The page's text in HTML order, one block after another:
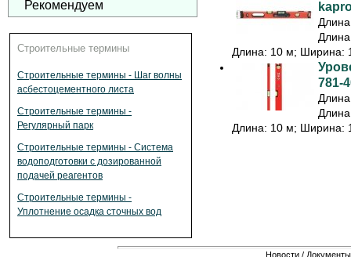
Рекомендуем
Строительные термины
Строительные термины - Шаг волны
асбестоцементного листа
Строительные термины -
Регулярный парк
Строительные термины - Система
водоподготовки с дозированной
подачей реагентов
Строительные термины -
Уплотнение осадка сточных вод
Длина: 10 м; Ширина:
781-
Длина: 10 м; Ширина:
Новости / Документы